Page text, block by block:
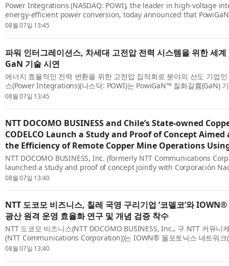
Power Integrations (NASDAQ: POWI), the leader in high-voltage
energy-efficient power conversion, today announced that
(GaN) technology is now rated at up to 2200 V, far exceeding the
08월 07일 13:45
파워 인터그레이션스, 차세대 고전압 전력 시스템을 위한 세
GaN 기술 시연
에너지 효율적인 전력 변환을 위한 고전압 집적회로 분야의 선도 기업
스(Power Integrations)(나스닥: POWI)는 PowiGaN™ 질화갈륨(GaN)
제 최대 2200V에 달해 현재 시판 중인 다른 모든 GaN 기술의 전압 성능
08월 07일 13:45
NTT DOCOMO BUSINESS and Chile’s State-owned
CODELCO Launch a Study and Proof of Concept
the Efficiency of Remote Copper Mine Operations
NTT DOCOMO BUSINESS, Inc. (formerly NTT Communications
launched a study and proof of concept jointly with Corporación
Chile (CODELCO) to progress remote operations at CODELCO’s
08월 07일 13:40
NTT 도코모 비즈니스, 칠레 국영 구리기업 ‘코델코’와
광산 원격 운영 효율화 연구 및 개념 검증 착수
NTT 도코모 비즈니스(NTT DOCOMO BUSINESS, Inc., 구 NTT 커뮤니
(NTT Communications Corporation))는 IOWN® 올포토닉스 네트워
Network, APN)를 활용해 ‘코델코’의 구리광산 원격 운영을 고도화하기
08월 07일 13:40